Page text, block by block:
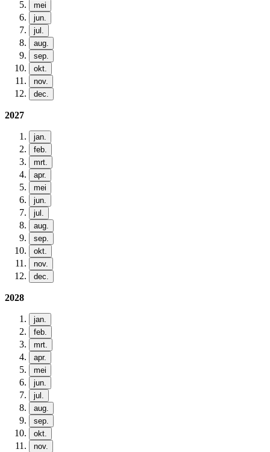
mei
jun.
jul.
aug.
sep.
okt.
nov.
dec.
2027
jan.
feb.
mrt.
apr.
mei
jun.
jul.
aug.
sep.
okt.
nov.
dec.
2028
jan.
feb.
mrt.
apr.
mei
jun.
jul.
aug.
sep.
okt.
nov.